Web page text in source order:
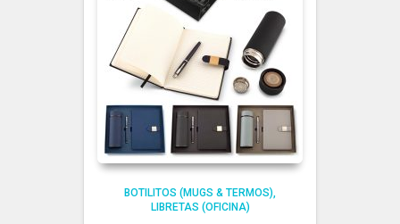
BOTILITOS (MUGS & TERMOS)
LIBRETAS (OFICINA)